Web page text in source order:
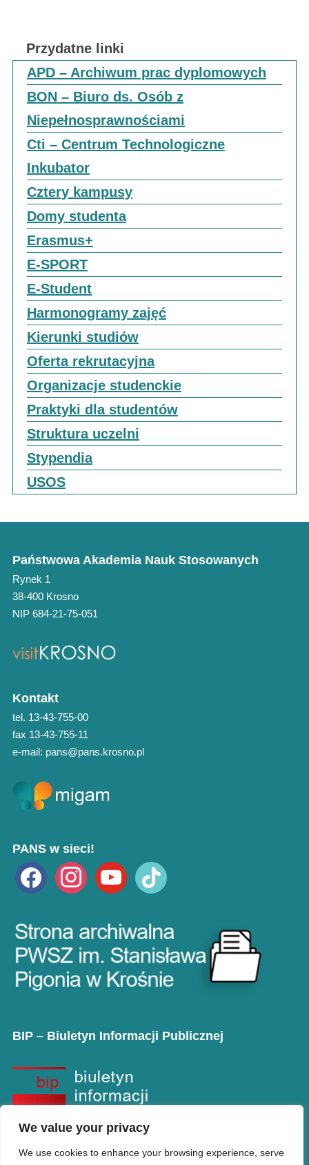
We value your privacy
We use cookies to enhance your browsing experience, serve
Przydatne linki
APD – Archiwum prac dyplomowych
BON – Biuro ds. Osób z
Niepełnosprawnościami
Cti – Centrum Technologiczne
Inkubator
Cztery kampusy
Domy studenta
Erasmus+
E-SPORT
E-Student
Harmonogramy zajęć
Kierunki studiów
Oferta rekrutacyjna
Organizacje studenckie
Praktyki dla studentów
Struktura uczelni
Stypendia
USOS
Państwowa Akademia Nauk Stosowanych
Rynek 1
38-400 Krosno
NIP 684-21-75-051
Kontakt
tel. 13-43-755-00
fax 13-43-755-11
e-mail: pans@pans.krosno.pl
PANS w sieci!
facebook instagramyoutube tiktok
BIP – Biuletyn Informacji Publicznej